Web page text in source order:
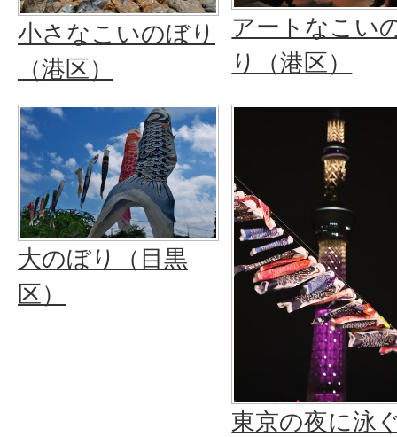
小さなこいのぼり
（港区）
アートなこい
り（港区）
大のぼり（目黒
区）
東京の夜に泳